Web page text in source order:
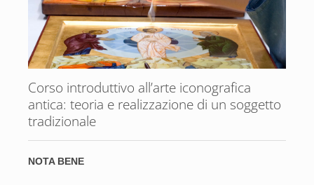
Corso introduttivo all’arte iconografica
antica: teoria e realizzazione di un soggetto
tradizionale
NOTA BENE